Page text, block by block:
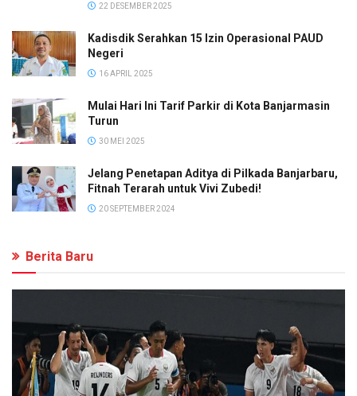
22 DESEMBER 2025
Kadisdik Serahkan 15 Izin Operasional PAUD
Negeri
16 APRIL 2025
Mulai Hari Ini Tarif Parkir di Kota Banjarmasin
Turun
30 MEI 2025
Jelang Penetapan Aditya di Pilkada Banjarbaru,
Fitnah Terarah untuk Vivi Zubedi!
20 SEPTEMBER 2024
Berita Baru